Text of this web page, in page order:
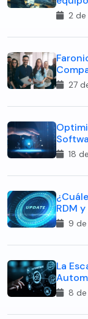
2
27
18
RDM
9
La
8